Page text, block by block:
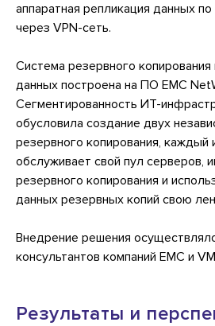
аппаратная репликация данных по
через VPN-сеть.
Система резервного копирования
данных построена на ПО EMC
Сегментированность ИТ-
обусловила создание двух
резервного копирования, каждый
обслуживает свой пул серверов,
резервного копирования и
данных резервных копий свою
Внедрение решения
консультантов компаний EMC и
Результаты и